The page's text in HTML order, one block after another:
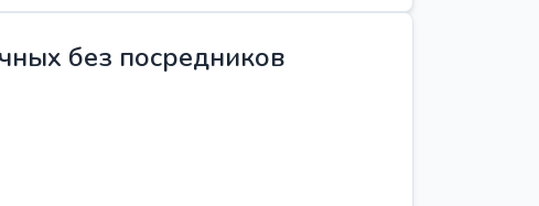
без посредников